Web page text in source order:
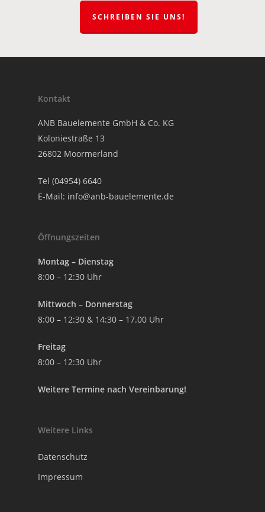
SCHREIBEN SIE UNS!
Kontakt
ANB Bauelemente GmbH & Co. KG
Koloniestraße 13
26802 Moormerland
Tel (04954) 6640
E-Mail: info@anb-bauelemente.de
Öffnungszeiten
Montag – Dienstag
8:00 – 12:30 Uhr
Mittwoch – Donnerstag
8:00 – 12:30 & 14:30 – 17.00 Uhr
Freitag
8:00 – 12:30 Uhr
Weitere Termine nach Vereinbarung!
Weitere Links
Datenschutz
Impressum